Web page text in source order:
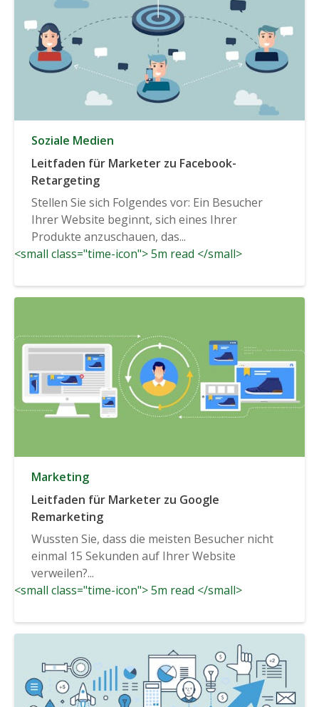
Soziale Medien
Leitfaden für Marketer zu Facebook-
Retargeting
Stellen Sie sich Folgendes vor: Ein Besucher
Ihrer Website beginnt, sich eines Ihrer
Produkte anzuschauen, das...
<small class="time-icon"> 5m read </small>
Marketing
Leitfaden für Marketer zu Google
Remarketing
Wussten Sie, dass die meisten Besucher nicht
einmal 15 Sekunden auf Ihrer Website
verweilen?...
<small class="time-icon"> 5m read </small>